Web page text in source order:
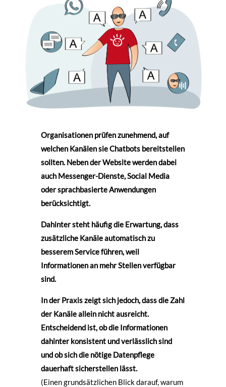
Organisationen prüfen zunehmend, auf
welchen Kanälen sie Chatbots bereitstellen
sollten. Neben der Website werden dabei
auch Messenger-Dienste, Social Media
oder sprachbasierte Anwendungen
berücksichtigt.
Dahinter steht häufig die Erwartung, dass
zusätzliche Kanäle automatisch zu
besserem Service führen, weil
Informationen an mehr Stellen verfügbar
sind.
In der Praxis zeigt sich jedoch, dass die Zahl
der Kanäle allein nicht ausreicht.
Entscheidend ist, ob die Informationen
dahinter konsistent und verlässlich sind
und ob sich die nötige Datenpflege
dauerhaft sicherstellen lässt.
(Einen grundsätzlichen Blick darauf, warum